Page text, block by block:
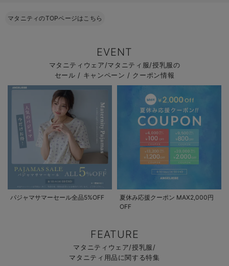
マタニティのTOPページはこちら
EVENT
マタニティウェア/マタニティ服/授乳服の
セール / キャンペーン / クーポン情報
パジャマサマーセール全品5%OFF
夏休み応援クーポン MAX2,000円
OFF
FEATURE
マタニティウェア/授乳服/
マタニティ用品に関する特集